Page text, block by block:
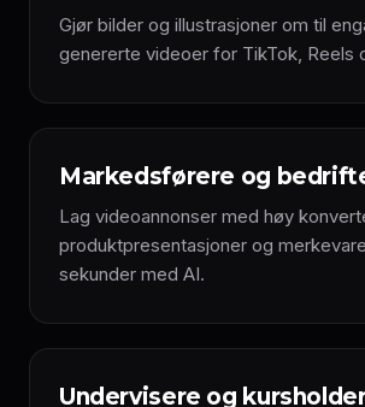
Gjør bilder og illustrasjoner om til
genererte videoer for TikTok, Reels
Markedsførere og
Lag videoannonser med høy
produktpresentasjoner og
sekunder med AI.
Undervisere og